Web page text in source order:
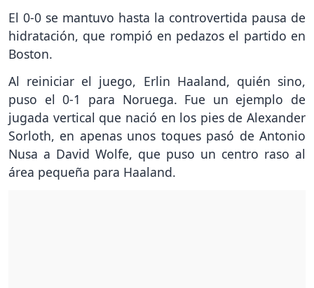
El 0-0 se mantuvo hasta la controvertida pausa de
hidratación, que rompió en pedazos el partido en
Boston.
Al reiniciar el juego, Erlin Haaland, quién sino,
puso el 0-1 para Noruega. Fue un ejemplo de
jugada vertical que nació en los pies de Alexander
Sorloth, en apenas unos toques pasó de Antonio
Nusa a David Wolfe, que puso un centro raso al
área pequeña para Haaland.